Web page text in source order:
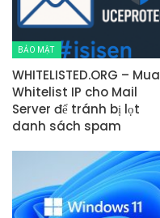
BẢO MẬT
WHITELISTED.ORG – Mua
Whitelist IP cho Mail
Server để tránh bị lọt
danh sách spam